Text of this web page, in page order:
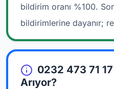
bildirim oranı %100.
bildirimlerine dayanır;
0232 473 71
Arıyor?